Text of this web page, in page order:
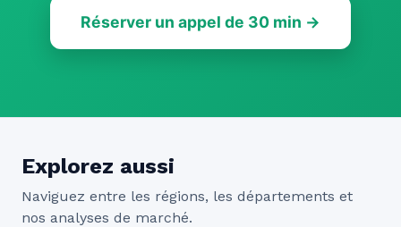
Réserver un appel de 30 min →
Explorez aussi
Naviguez entre les régions, les départements et
nos analyses de marché.